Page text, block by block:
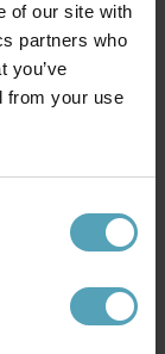
of our site with
partners who
you’ve
from your use
bordslampa